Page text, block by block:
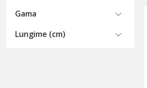
Gama
Lungime (cm)